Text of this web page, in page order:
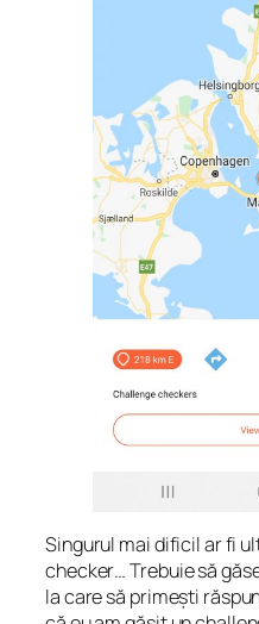
Singurul mai dificil ar fi
checker… Trebuie să
la care să primești